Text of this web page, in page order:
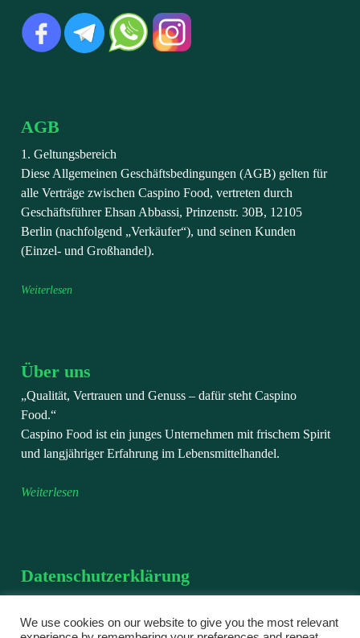
AGB
1. Geltungsbereich
Diese Allgemeinen Geschäftsbedingungen (AGB) gelten für
alle Verträge zwischen Caspino Food, vertreten durch
Geschäftsführer Ehsan Abbassi, Prinzenstr. 30B, 12105
Berlin (nachfolgend „Verkäufer“), und seinen Kunden
(Einzel- und Großhandel).
Weiterlesen
Über uns
„Qualität, Vertrauen und Genuss – dafür steht Caspino
Food.“
Caspino Food ist ein junges Unternehmen mit frischem Spirit
und langjähriger Erfahrung im Lebensmittelhandel.
Weiterlesen
Datenschutzerklärung
Rahmen einer Bestellung, einer Registrierung oder bei einer
We use cookies on our website to give you the most relevant